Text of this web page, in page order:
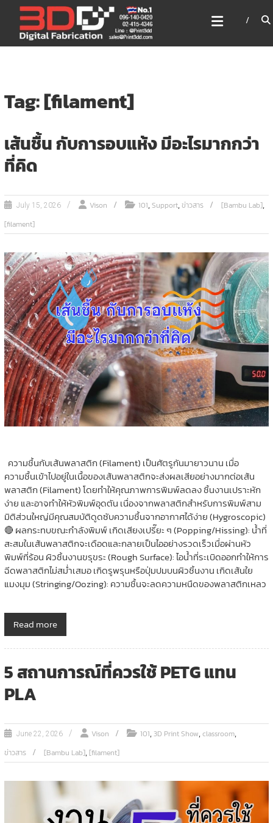
content
3DD DIGITAL FABRICATION
เครื่องพิมพ์3มิติ สแกนเนอร์
เลเซอร์
Tag: [filament]
เส้นชื้น กับการอบแห้ง มีอะไรมากกว่า
ที่คิด
July 15, 2026 Vison 101,Support,ข่าวสาร [Bambu Lab],
[filament]
ความชื้นกับเส้นพลาสติก (Filament) เป็นศัตรูกันมายาวนาน เมื่อ
ความชื้นเข้าไปอยู่ในเนื้อของเส้นพลาสติกจะส่งผลเสียอย่างมากต่อเส้น
พลาสติก (Filament) โดยทำให้คุณภาพการพิมพ์ลดลง ชิ้นงานเปราะหัก
ง่าย และอาจทำให้หัวพิมพ์อุดตัน เนื่องจากพลาสติกสำหรับการพิมพ์สาม
มิติส่วนใหญ่มีคุณสมบัติดูดซับความชื้นจากอากาศได้ง่าย (Hygroscopic)
🔴 ผลกระทบขณะกำลังพิมพ์ เกิดเสียงเปรี๊ยะ ๆ (Popping/Hissing): น้ำที่
สะสมในเส้นพลาสติกจะเดือดและกลายเป็นไออย่างรวดเร็วเมื่อผ่านหัว
พิมพ์ที่ร้อน ผิวชิ้นงานขรุขระ (Rough Surface): ไอน้ำที่ระเบิดออกทำให้การ
ฉีดพลาสติกไม่สม่ำเสมอ เกิดรูพรุนหรือปุ่มปมบนผิวชิ้นงาน เกิดเส้นใย
แมงมุม (Stringing/Oozing): ความชื้นจะลดความหนืดของพลาสติกเหลว
Read more
5 สถานการณ์ที่ควรใช้ PETG แทน
PLA
June 22, 2026 Vison 101,3D Print Show,classroom,
ข่าวสาร [Bambu Lab],[filament]